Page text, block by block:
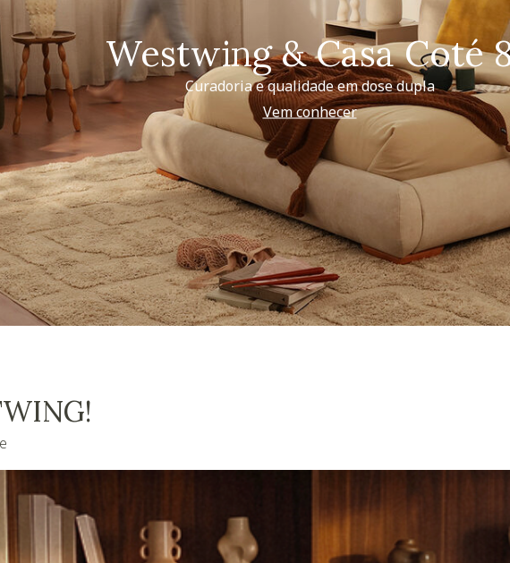
Westwing & Casa Coté
Curadoria e qualidade em dose dupla
Vem conhecer